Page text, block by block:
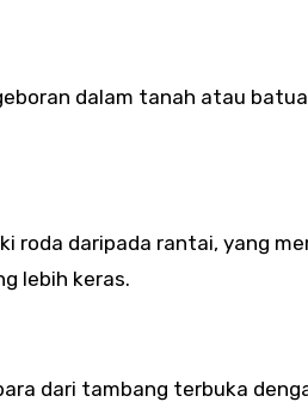
dalam tanah atau
roda daripada rantai, yang
lebih keras.
dari tambang terbuka